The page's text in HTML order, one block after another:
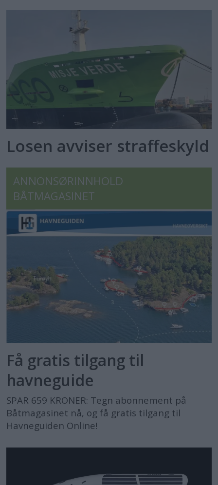
Losen avviser straffeskyld
ANNONSØRINNHOLD
BÅTMAGASINET
Få gratis tilgang til
havneguide
SPAR 659 KRONER: Tegn abonnement på
Båtmagasinet nå, og få gratis tilgang til
Havneguiden Online!